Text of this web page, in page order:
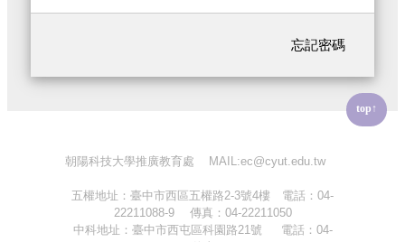
忘記密碼
朝陽科技大學推廣教育處 MAIL:ec@cyut.edu.tw
五權地址：臺中市西區五權路2-3號4樓 電話：04-
22211088-9 傳真：04-22211050
中科地址：臺中市西屯區科園路21號 電話：04-
top↑